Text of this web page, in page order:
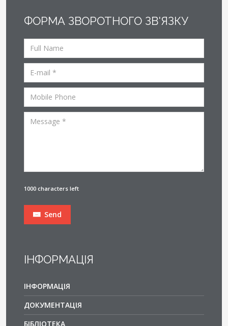
ФОРМА ЗВОРОТНОГО ЗВ'ЯЗКУ
1000 characters left
Send
ІНФОРМАЦІЯ
ІНФОРМАЦІЯ
ДОКУМЕНТАЦІЯ
БІБЛІОТЕКА